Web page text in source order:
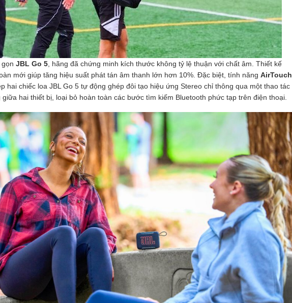
JBL Go 5, hãng đã chứng minh kích thước không tỷ lệ thuận với chất âm. Thiết kế
mới giúp tăng hiệu suất phát tán âm thanh lớn hơn 10%. Đặc biệt, tính năng AirTouch
hai chiếc loa JBL Go 5 tự động ghép đôi tạo hiệu ứng Stereo chỉ thông qua một thao tác
hai thiết bị, loại bỏ hoàn toàn các bước tìm kiếm Bluetooth phức tạp trên điện thoại.